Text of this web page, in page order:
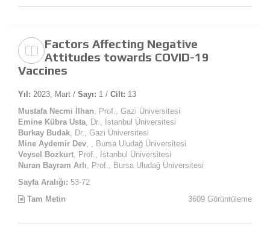
Factors Affecting Negative
Attitudes towards COVID-19
Vaccines
Yıl: 2023, Mart / Sayı: 1 / Cilt: 13
Mustafa Necmi İlhan , Prof., Gazi Üniversitesi
Emine Kübra Usta , Dr., İstanbul Üniversitesi
Burkay Budak , Dr., Gazi Üniversitesi
Mine Aydemir Dev , , Bursa Uludağ Üniversitesi
Veysel Bozkurt , Prof., İstanbul Üniversitesi
Nuran Bayram Arlı , Prof., Bursa Uludağ Üniversitesi
Sayfa Aralığı: 53-72
Tam Metin
3609 Görüntüleme